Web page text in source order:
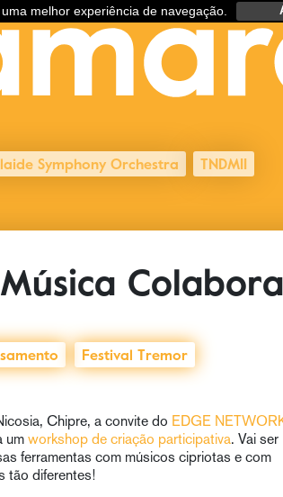
melhor experiência de navegação.
Symphony Orchestra TNDMII
Festival Tremor
Chipre, a convite do EDGE
um workshop de criação participativa. Vai ser
ferramentas com músicos cipriotas e com
tão diferentes!